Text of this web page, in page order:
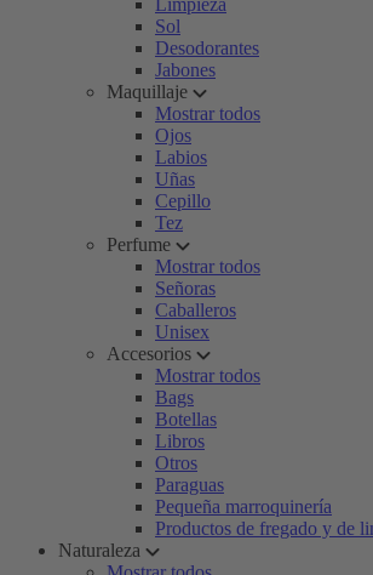
Limpieza
Sol
Desodorantes
Jabones
Maquillaje
Mostrar todos
Ojos
Labios
Uñas
Cepillo
Tez
Perfume
Mostrar todos
Señoras
Caballeros
Unisex
Accesorios
Mostrar todos
Bags
Botellas
Libros
Otros
Paraguas
Pequeña marroquinería
Productos de fregado y de
Naturaleza